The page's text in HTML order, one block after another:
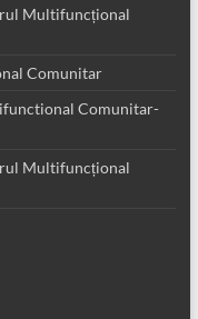
Multifuncțional
Comunitar
Comunitar-
Multifuncțional